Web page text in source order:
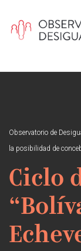
Observatorio de
la posibilidad de
Ciclo